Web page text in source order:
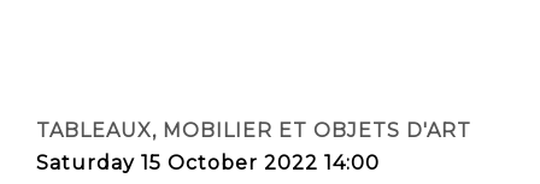
TABLEAUX, MOBILIER ET OBJETS D'ART
Saturday 15 October 2022 14:00